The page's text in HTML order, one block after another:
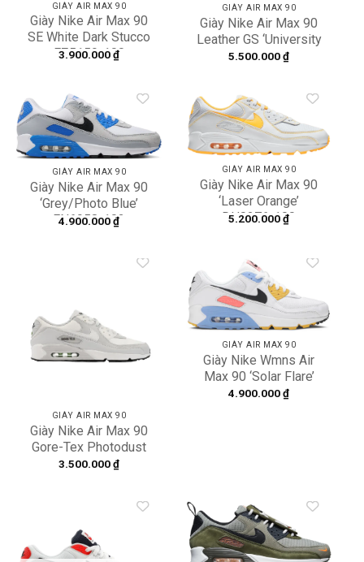
GIÀY AIR MAX 90
Giày Nike Air Max 90
SE White Dark Stucco
FZ5159-100
3.900.000₫
GIÀY AIR MAX 90
Giày Nike Air Max 90
Leather GS ‘University
Red’ 833412-606
5.500.000₫
Add to
wishlist
GIÀY AIR MAX 90
Giày Nike Air Max 90
‘Grey/Photo Blue’
FN6958-102
4.900.000₫
Add to
wishlist
GIÀY AIR MAX 90
Giày Nike Air Max 90
‘Laser Orange’
DH0276-100
5.200.000₫
GIÀY AIR MAX 90
Giày Nike Air Max 90
Gore-Tex Photodust
DJ9779-003
3.500.000₫
Add to
wishlist
GIÀY AIR MAX 90
Giày Nike Wmns Air
Max 90 ‘Solar Flare’
CZ3950-100
4.900.000₫
Add to
wishlist